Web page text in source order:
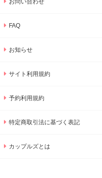
お問い合わせ
FAQ
お知らせ
サイト利用規約
予約利用規約
特定商取引法に基づく表記
カップルズとは